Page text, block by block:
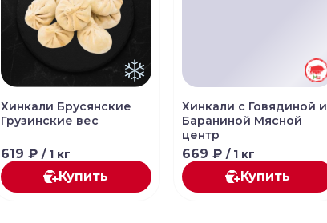
Хинкали Брусянские
Грузинские вес
619 ₽ / 1 кг
Купить
Хинкали с Говядиной и
Бараниной Мясной
центр
669 ₽/ 1 кг
Купить